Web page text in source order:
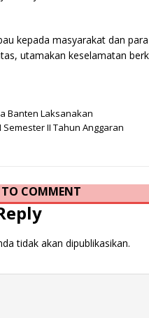
kepada masyarakat dan
utamakan keselamatan
Banten Laksanakan
Semester II Tahun Anggaran
TO COMMENT
tidak akan dipublikasikan.